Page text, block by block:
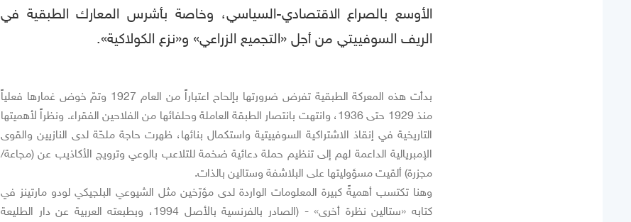
الأوسع بالصراع الاقتصادي-السياسي، وخاصة بأشرس المعارك الطبقية في
الريف السوفييتي من أجل «التجميع الزراعي» و«نزع الكولاكية».
بدأت هذه المعركة الطبقية تفرض ضرورتها بإلحاح اعتباراً من العام 1927 وتمّ خوض غمارها فعلياً
منذ 1929 حتى 1936، وانتهت بانتصار الطبقة العاملة وحلفائها من الفلاحين الفقراء. ونظراً لأهميتها
التاريخية في إنقاذ الاشتراكية السوفييتية واستكمال بنائها، ظهرت حاجة ملحّة لدى النازيين والقوى
الإمبريالية الداعمة لهم إلى تنظيم حملة دعائية ضخمة للتلاعب بالوعي وترويج الأكاذيب عن (مجاعة/
مجزرة) ألقيت مسؤوليتها على البلاشفة وستالين بالذات.
وهنا تكتسب أهميةً كبيرة المعلومات الواردة لدى مؤرّخين مثل الشيوعي البلجيكي لودو مارتينز في
كتابه «ستالين نظرة أخرى» - (الصادر بالفرنسية بالأصل 1994، وبطبعته العربية عن دار الطليعة